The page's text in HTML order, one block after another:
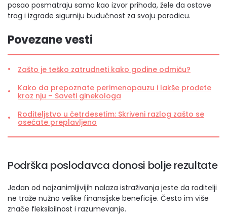
posao posmatraju samo kao izvor prihoda, žele da ostave
trag i izgrade sigurniju budućnost za svoju porodicu.
Povezane vesti
Zašto je teško zatrudneti kako godine odmiču?
Kako da prepoznate perimenopauzu i lakše prođete
kroz nju – Saveti ginekologa
Roditeljstvo u četrdesetim: Skriveni razlog zašto se
osećate preplavljeno
Podrška poslodavca donosi bolje rezultate
Jedan od najzanimljivijih nalaza istraživanja jeste da roditelji
ne traže nužno velike finansijske beneficije. Često im više
znače fleksibilnost i razumevanje.